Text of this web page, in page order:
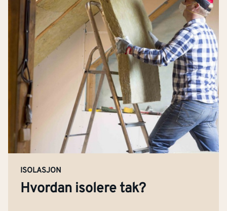
ISOLASJON
Hvordan isolere tak?